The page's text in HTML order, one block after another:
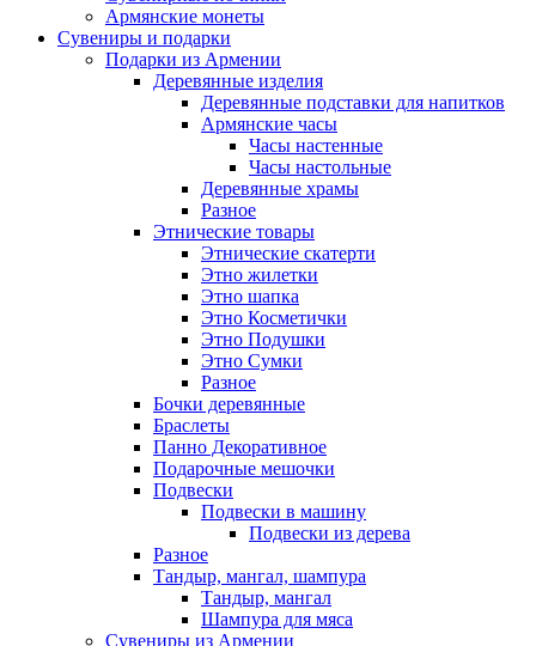
Армянские монеты
Сувениры и подарки
Подарки из Армении
Деревянные изделия
Деревянные подставки для напитков
Армянские часы
Часы настенные
Часы настольные
Деревянные храмы
Разное
Этнические товары
Этнические скатерти
Этно жилетки
Этно шапка
Этно Косметички
Этно Подушки
Этно Сумки
Разное
Бочки деревянные
Браслеты
Панно Декоративное
Подарочные мешочки
Подвески
Подвески в машину
Подвески из дерева
Разное
Тандыр, мангал, шампура
Тандыр, мангал
Шампура для мяса
Сувениры из Армении